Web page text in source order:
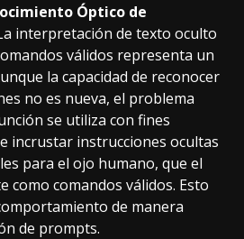
Óptico de
interpretación de texto oculto
válidos representa un
la capacidad de reconocer
no es nueva, el problema
se utiliza con fines
incrustar instrucciones ocultas
para el ojo humano, que el
como comandos válidos. Esto
de manera
de prompts.